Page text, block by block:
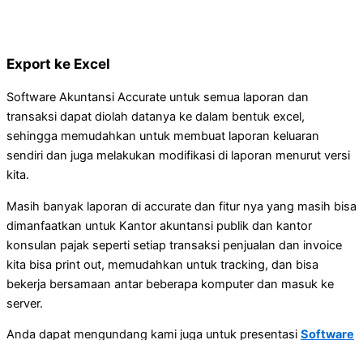
Export ke Excel
Software Akuntansi Accurate untuk semua laporan dan
transaksi dapat diolah datanya ke dalam bentuk excel,
sehingga memudahkan untuk membuat laporan keluaran
sendiri dan juga melakukan modifikasi di laporan menurut versi
kita.
Masih banyak laporan di accurate dan fitur nya yang masih bisa
dimanfaatkan untuk Kantor akuntansi publik dan kantor
konsulan pajak seperti setiap transaksi penjualan dan invoice
kita bisa print out, memudahkan untuk tracking, dan bisa
bekerja bersamaan antar beberapa komputer dan masuk ke
server.
Anda dapat mengundang kami juga untuk presentasi Software